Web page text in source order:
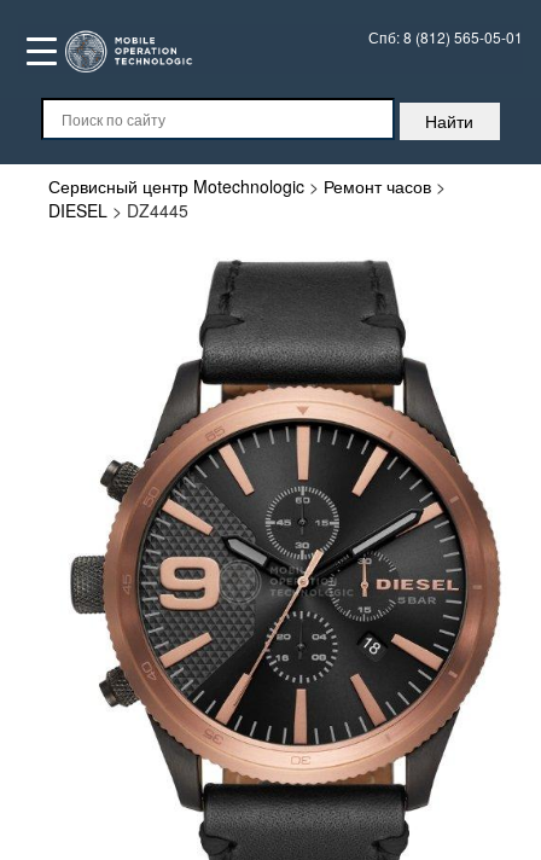
Спб:8 (812) 565-05-01
Сервисный центр Motechnologic > Ремонт часов >
DIESEL > DZ4445